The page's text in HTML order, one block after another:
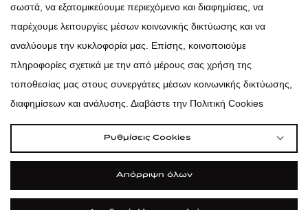
σωστά, να εξατομικεύουμε περιεχόμενο και διαφημίσεις, να
παρέχουμε λειτουργίες μέσων κοινωνικής δικτύωσης και να
αναλύουμε την κυκλοφορία μας. Επίσης, κοινοποιούμε
πληροφορίες σχετικά με την από μέρους σας χρήση της
τοποθεσίας μας στους συνεργάτες μέσων κοινωνικής δικτύωσης,
διαφημίσεων και ανάλυσης. Διαβάστε την Πολιτική Cookies
Ρυθμίσεις Cookies
Απόρριψη όλων